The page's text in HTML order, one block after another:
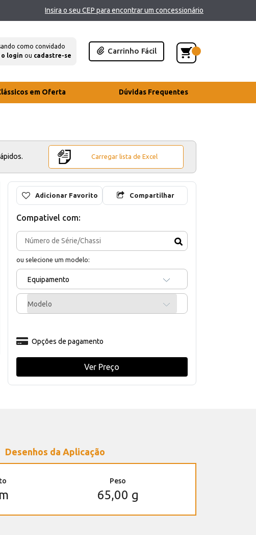
Insira o seu CEP para encontrar um concessionário
como convidado
o login ou cadastre-se
Carrinho Fácil
em Oferta Dúvidas Frequentes
Carregar lista de Excel
Adicionar Favorito Compartilhar
Compativel com:
ou selecione um modelo:
Equipamento
Modelo
Opções de pagamento
Ver Preço
Desenhos da Aplicação
Peso
65,00 g